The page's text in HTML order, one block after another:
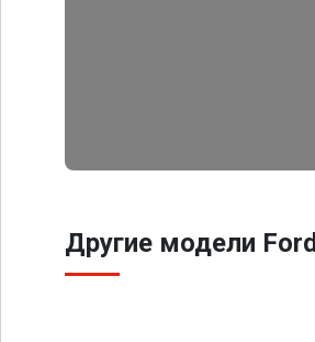
Другие модели Ford